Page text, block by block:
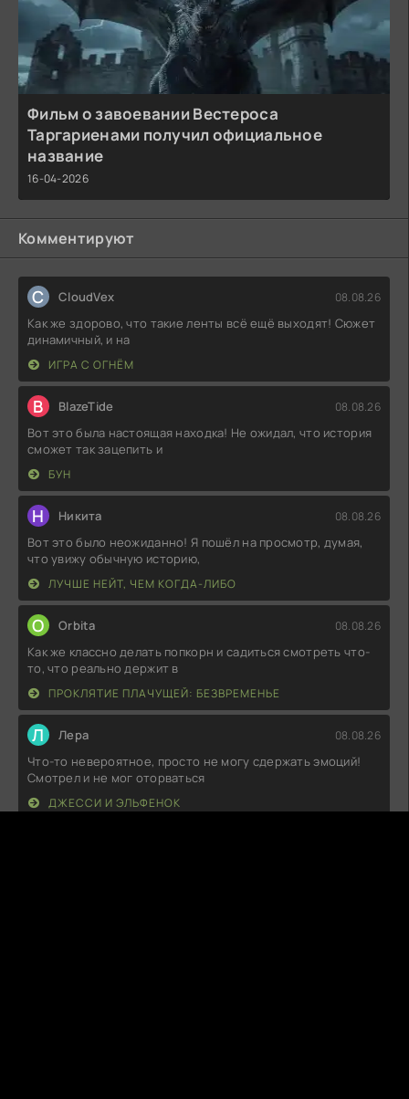
Фильм о завоевании Вестероса
Таргариенами получил официальное
название
16-04-2026
Комментируют
C CloudVex 08.08.26
Как же здорово, что такие ленты всё ещё выходят! Сюжет
динамичный, и на
ИГРА С ОГНЁМ
B BlazeTide 08.08.26
Вот это была настоящая находка! Не ожидал, что история
сможет так зацепить и
БУН
Н Никита 08.08.26
Вот это было неожиданно! Я пошёл на просмотр, думая,
что увижу обычную историю,
ЛУЧШЕ НЕЙТ, ЧЕМ КОГДА-ЛИБО
O Orbita 08.08.26
Как же классно делать попкорн и садиться смотреть что-
то, что реально держит в
ПРОКЛЯТИЕ ПЛАЧУЩЕЙ: БЕЗВРЕМЕНЬЕ
Л Лера 08.08.26
Что-то невероятное, просто не могу сдержать эмоций!
Смотрел и не мог оторваться
ДЖЕССИ И ЭЛЬФЕНОК